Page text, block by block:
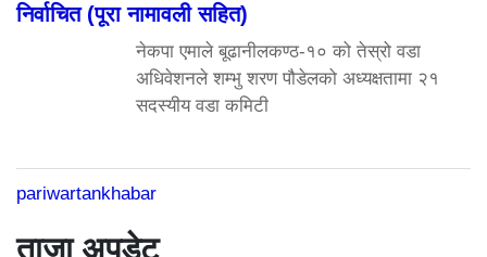
निर्वाचित (पूरा नामावली सहित)
नेकपा एमाले बूढानीलकण्ठ-१० को तेस्रो वडा
अधिवेशनले शम्भु शरण पौडेलको अध्यक्षतामा २१
सदस्यीय वडा कमिटी
pariwartankhabar
ताजा अपडेट